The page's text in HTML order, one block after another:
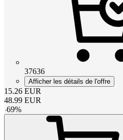
37636
Afficher les détails de l'offre
15.26 EUR
48.99 EUR
-69%